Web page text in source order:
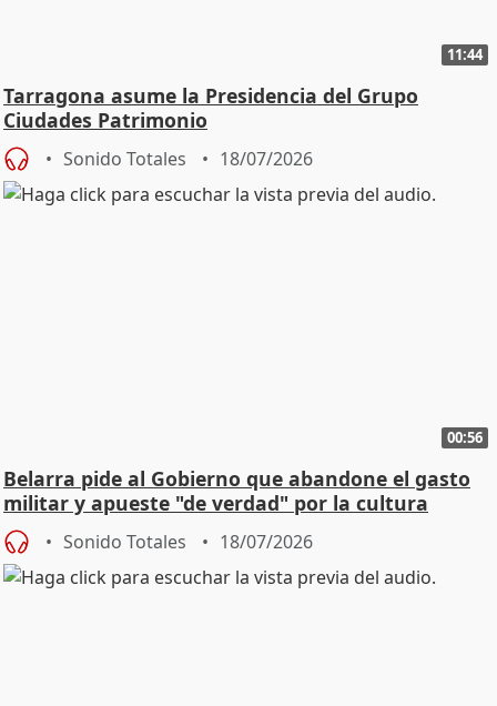
11:44
Tarragona asume la Presidencia del Grupo
Ciudades Patrimonio
Sonido Totales 18/07/2026
00:56
Belarra pide al Gobierno que abandone el gasto
militar y apueste "de verdad" por la cultura
Sonido Totales 18/07/2026